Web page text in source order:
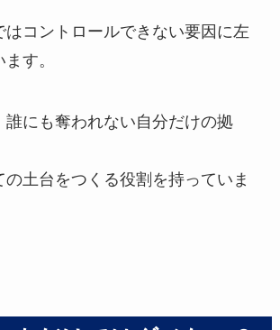
はコントロールできない要因に左
す。
誰にも奪われない自分だけの拠
の土台をつくる役割を持っていま